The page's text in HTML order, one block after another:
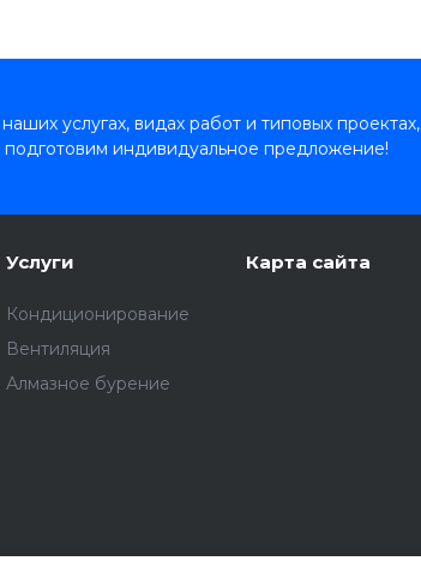
услугах, видах работ и типовых проектах,
подготовим индивидуальное предложение!
Услуги
Кондиционирование
Вентиляция
Алмазное бурение
Карта сайта